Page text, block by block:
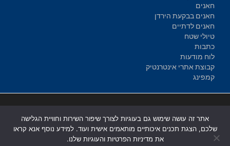
חאנים
חאנים בבקעת הירדן
חאנים לדתיים
טיולי שטח
כתבות
לוח מודעות
קבוצת אתרי אינטרנטיק
קמפינג
אתרים בבאר שבע|
אתר זה עושה שימוש גם בעוגיות לצורך שיפור השירות וחוויית הגלישה
שלכם, הצגת תכנים איכותיים מותאמים אישית ועוד. למידע נוסף אנא קראו
את מדיניות הפרטיות והעוגיות שלנו.